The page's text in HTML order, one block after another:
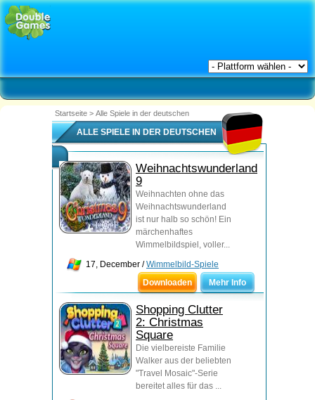
Startseite > Alle Spiele in der deutschen
ALLE SPIELE IN DER DEUTSCHEN
Weihnachtswunderland
9
Weihnachten ohne das
Weihnachtswunderland
ist nur halb so schön! Ein
märchenhaftes
Wimmelbildspiel, voller...
17, December /Wimmelbild-Spiele
Downloaden
Mehr Info
Shopping Clutter
2: Christmas
Square
Die vielbereiste Familie
Walker aus der beliebten
"Travel Mosaic"-Serie
bereitet alles für das ...